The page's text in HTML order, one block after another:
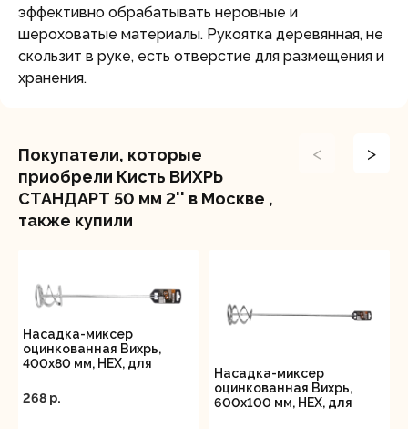
эффективно обрабатывать неровные и
шероховатые материалы. Рукоятка деревянная, не
скользит в руке, есть отверстие для размещения и
хранения.
Покупатели, которые
приобрели Кисть ВИХРЬ
СТАНДАРТ 50 мм 2'' в Москве ,
также купили
< >
Насадка-миксер
оцинкованная Вихрь,
400х80 мм, НЕХ, для
268 p.
Насадка-миксер
оцинкованная Вихрь,
600х100 мм, НЕХ, для